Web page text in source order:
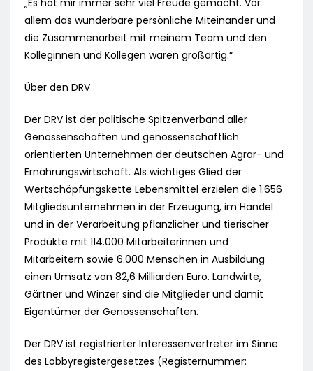
„Es hat mir immer sehr viel Freude gemacht. Vor
allem das wunderbare persönliche Miteinander und
die Zusammenarbeit mit meinem Team und den
Kolleginnen und Kollegen waren großartig.“
Über den DRV
Der DRV ist der politische Spitzenverband aller
Genossenschaften und genossenschaftlich
orientierten Unternehmen der deutschen Agrar- und
Ernährungswirtschaft. Als wichtiges Glied der
Wertschöpfungskette Lebensmittel erzielen die 1.656
Mitgliedsunternehmen in der Erzeugung, im Handel
und in der Verarbeitung pflanzlicher und tierischer
Produkte mit 114.000 Mitarbeiterinnen und
Mitarbeitern sowie 6.000 Menschen in Ausbildung
einen Umsatz von 82,6 Milliarden Euro. Landwirte,
Gärtner und Winzer sind die Mitglieder und damit
Eigentümer der Genossenschaften.
Der DRV ist registrierter Interessenvertreter im Sinne
des Lobbyregistergesetzes (Registernummer: